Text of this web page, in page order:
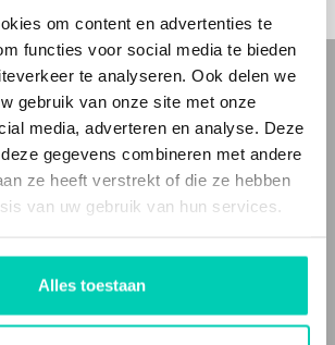
om content en advertenties te
functies voor social media te bieden
te analyseren. Ook delen we
gebruik van onze site met onze
media, adverteren en analyse. Deze
gegevens combineren met andere
ze heeft verstrekt of die ze hebben
van uw gebruik van hun services.
Alles toestaan
vind jebijzondereenunieke
eninspirerende vergaderlocatiesvoor
met meer waarden voor cultuur, natuur
(people, planet, profit). Ze maken
door sociaal en/of duurzaam werken, het